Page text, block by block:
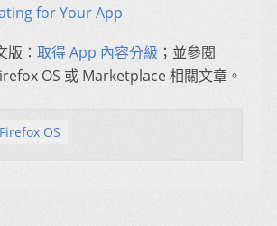
for Your App
： 取得 App 內容分級 ；並參閱
OS 或 Marketplace 相關文章。
Firefox OS